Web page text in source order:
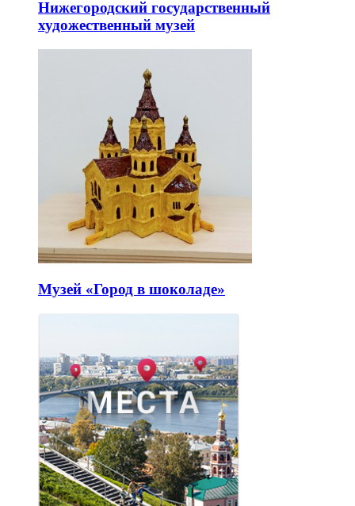
Нижегородский государственный
художественный музей
Музей «Город в шоколаде»